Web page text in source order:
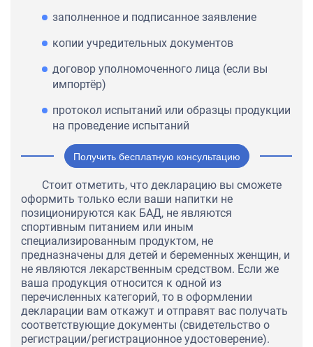
заполненное и подписанное заявление
копии учредительных документов
договор уполномоченного лица (если вы
импортёр)
протокол испытаний или образцы продукции
на проведение испытаний
Получить бесплатную консультацию
Стоит отметить, что декларацию вы сможете
оформить только если ваши напитки не
позиционируются как БАД, не являются
спортивным питанием или иным
специализированным продуктом, не
предназначены для детей и беременных женщин, и
не являются лекарственным средством. Если же
ваша продукция относится к одной из
перечисленных категорий, то в оформлении
декларации вам откажут и отправят вас получать
соответствующие документы (свидетельство о
регистрации/регистрационное удостоверение).